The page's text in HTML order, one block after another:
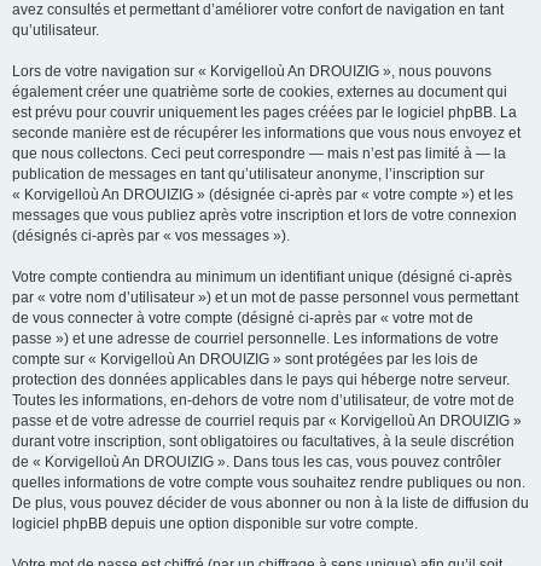
avez consultés et permettant d’améliorer votre confort de navigation en tant
qu’utilisateur.
Lors de votre navigation sur « Korvigelloù An DROUIZIG », nous pouvons
également créer une quatrième sorte de cookies, externes au document qui
est prévu pour couvrir uniquement les pages créées par le logiciel phpBB. La
seconde manière est de récupérer les informations que vous nous envoyez et
que nous collectons. Ceci peut correspondre — mais n’est pas limité à — la
publication de messages en tant qu’utilisateur anonyme, l’inscription sur
« Korvigelloù An DROUIZIG » (désignée ci-après par « votre compte ») et les
messages que vous publiez après votre inscription et lors de votre connexion
(désignés ci-après par « vos messages »).
Votre compte contiendra au minimum un identifiant unique (désigné ci-après
par « votre nom d’utilisateur ») et un mot de passe personnel vous permettant
de vous connecter à votre compte (désigné ci-après par « votre mot de
passe ») et une adresse de courriel personnelle. Les informations de votre
compte sur « Korvigelloù An DROUIZIG » sont protégées par les lois de
protection des données applicables dans le pays qui héberge notre serveur.
Toutes les informations, en-dehors de votre nom d’utilisateur, de votre mot de
passe et de votre adresse de courriel requis par « Korvigelloù An DROUIZIG »
durant votre inscription, sont obligatoires ou facultatives, à la seule discrétion
de « Korvigelloù An DROUIZIG ». Dans tous les cas, vous pouvez contrôler
quelles informations de votre compte vous souhaitez rendre publiques ou non.
De plus, vous pouvez décider de vous abonner ou non à la liste de diffusion du
logiciel phpBB depuis une option disponible sur votre compte.